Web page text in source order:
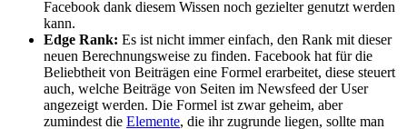
Facebook dank diesem Wissen noch gezielter genutzt werden
kann.
Edge Rank: Es ist nicht immer einfach, den Rank mit dieser
neuen Berechnungsweise zu finden. Facebook hat für die
Beliebtheit von Beiträgen eine Formel erarbeitet, diese steuert
auch, welche Beiträge von Seiten im Newsfeed der User
angezeigt werden. Die Formel ist zwar geheim, aber
zumindest die Elemente, die ihr zugrunde liegen, sollte man